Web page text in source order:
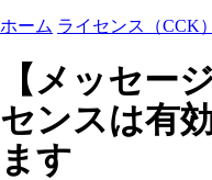
ホーム ライセンス（CCK）
【メッセー
センスは有
ます